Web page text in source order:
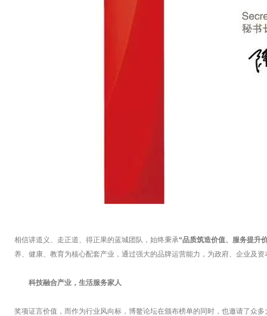
相信讲道义、走正道、得正果的蓝城团队，始终秉承“品质筑造价值、服务提升
养、健康、教育为核心配套产业，通过强大的品牌运营能力，为政府、企业及
科技融合产业，生活服务家人
奖项证言价值，而作为行业风向标，博鳌论坛在颁布榜单的同时，也邀请了众